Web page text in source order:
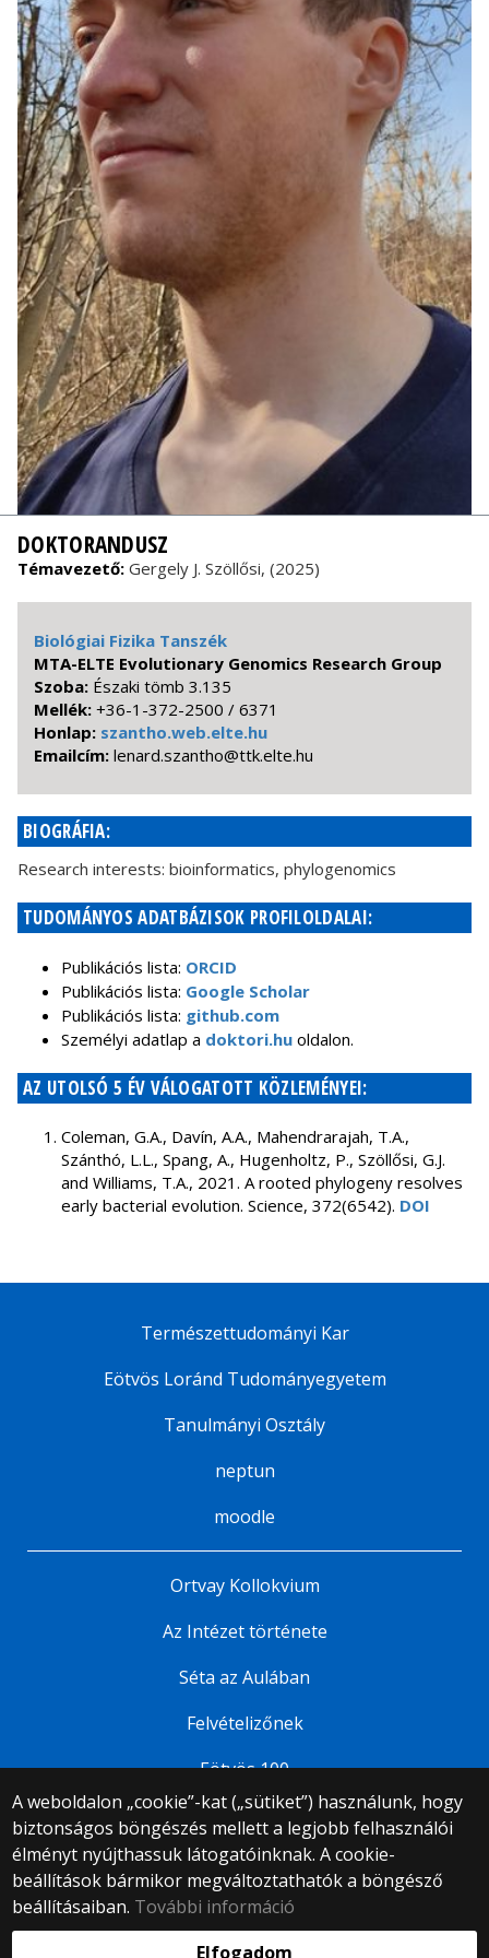
DOKTORANDUSZ
Témavezető: Gergely J. Szöllősi, (2025)
Biológiai Fizika Tanszék
MTA-ELTE Evolutionary Genomics Research Group
Szoba: Északi tömb 3.135
Mellék: +36-1-372-2500 / 6371
Honlap: szantho.web.elte.hu
Emailcím: uh.etle.ktt@ohtnazs.dranel
BIOGRÁFIA:
Research interests: bioinformatics, phylogenomics
TUDOMÁNYOS ADATBÁZISOK PROFILOLDALAI:
Publikációs lista: ORCID
Publikációs lista: Google Scholar
Publikációs lista: github.com
Személyi adatlap a doktori.hu oldalon.
AZ UTOLSÓ 5 ÉV VÁLOGATOTT KÖZLEMÉNYEI:
Coleman, G.A., Davín, A.A., Mahendrarajah, T.A.,
Szánthó, L.L., Spang, A., Hugenholtz, P., Szöllősi, G.J.
and Williams, T.A., 2021. A rooted phylogeny resolves
early bacterial evolution. Science, 372(6542). DOI
A weboldalon „cookie”-kat („sütiket”) használunk, hogy
biztonságos böngészés mellett a legjobb felhasználói
élményt nyújthassuk látogatóinknak. A cookie-
beállítások bármikor megváltoztathatók a böngésző
beállításaiban. További információ
Elfogadom
Természettudományi Kar
Eötvös Loránd Tudományegyetem
Tanulmányi Osztály
neptun
moodle
Ortvay Kollokvium
Az Intézet története
Séta az Aulában
Felvételizőnek
Eötvös 100
© 2025 Eötvös Loránd Tudományegyetem
Minden jog fenntartva.
1053 Budapest, Egyetem tér 1–3.
Központi telefonszám: +36 1 411 6500
Webfejlesztés: